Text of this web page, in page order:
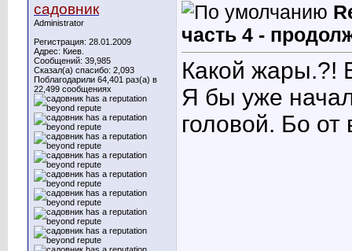
садовник
Administrator
Регистрация: 28.01.2009
Адрес: Киев.
Сообщений: 39,985
Сказал(а) спасибо: 2,093
Поблагодарили 64,401 раз(а) в
22,499 сообщениях
часть 4 -
Какой жары.?!
Я бы уже
головой. Бо от